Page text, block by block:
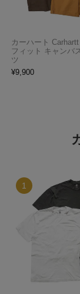
カーハート
フィット キャンバ
ツ
¥9,900